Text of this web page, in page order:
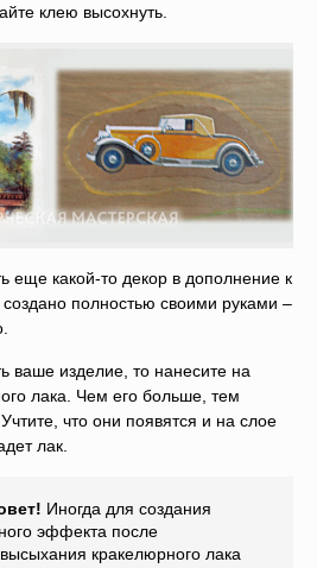
клею высохнуть.
еще какой-то декор в дополнение к
создано полностью своими руками –
ваше изделие, то нанесите на
лака. Чем его больше, тем
что они появятся и на слое
лак.
Иногда для создания
эффекта после
кракелюрного лака